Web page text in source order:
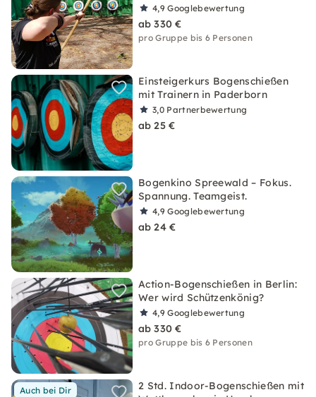
4,9Googlebewertung
ab 330 €
pro Gruppe bis 6 Personen
Einsteigerkurs Bogenschießen
mit Trainern in Paderborn
3,0 Partnerbewertung
ab 25 €
Bogenkino Spreewald – Fokus.
Spannung. Teamgeist.
4,9Googlebewertung
ab 24 €
Action-Bogenschießen in Berlin:
Wer wird Schützenkönig?
4,9Googlebewertung
ab 330 €
pro Gruppe bis 6 Personen
Auch bei Dir
2 Std. Indoor-Bogenschießen mit